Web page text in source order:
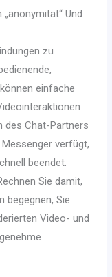
Und
zu
einfache
des Chat-Partners
verfügt,
beendet.
Sie damit,
begegnen, Sie
Video- und